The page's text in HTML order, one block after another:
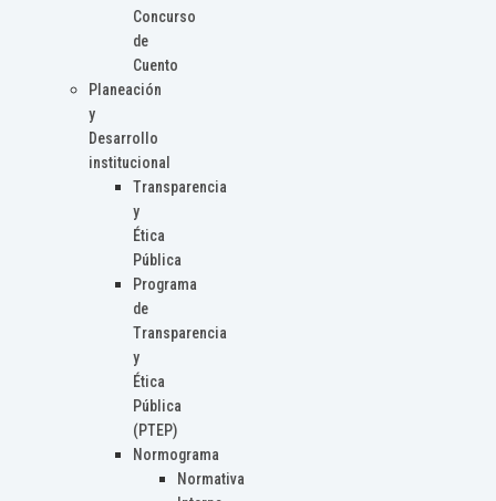
Concurso
de
Cuento
Planeación
y
Desarrollo
institucional
Transparencia
y
Ética
Pública
Programa
de
Transparencia
y
Ética
Pública
(PTEP)
Normograma
Normativa